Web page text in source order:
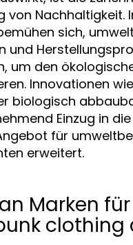
von Nachhaltigkeit.
sich,
und
um den
Innovationen
biologisch
Einzug in
für
erweitert.
Marken für
clothing